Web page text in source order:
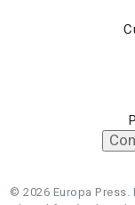
© 2026 Europa Press.